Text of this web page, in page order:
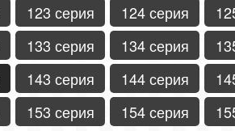
123 серия 124 серия
133 серия 134 серия
143 серия 144 серия
153 серия 154 серия